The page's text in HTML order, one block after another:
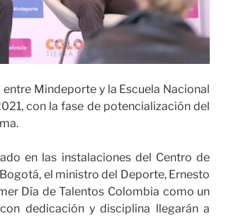
Mindeporte y la Escuela Nacional
con la fase de potencialización del
en las instalaciones del Centro de
el ministro del Deporte, Ernesto
Día de Talentos Colombia como un
dedicación y disciplina llegarán a